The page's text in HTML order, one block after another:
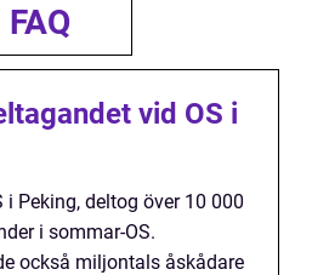
FAQ
vid OS i
i Peking, deltog över 10 000
i sommar-OS.
också miljontals åskådare